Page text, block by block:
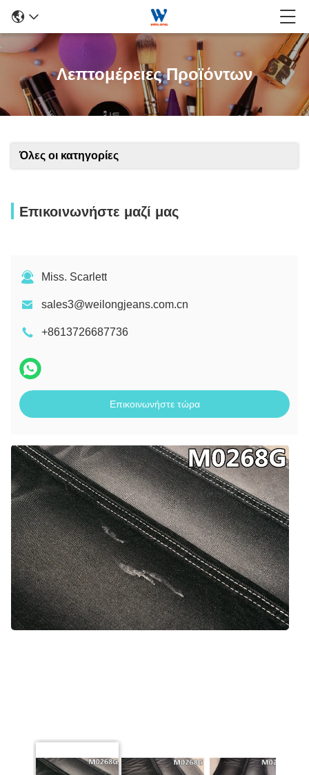
Λεπτομέρειες Προϊόντων
Όλες οι κατηγορίες
Επικοινωνήστε μαζί μας
Miss. Scarlett
sales3@weilongjeans.com.cn
+8613726687736
Επικοινωνήστε τώρα